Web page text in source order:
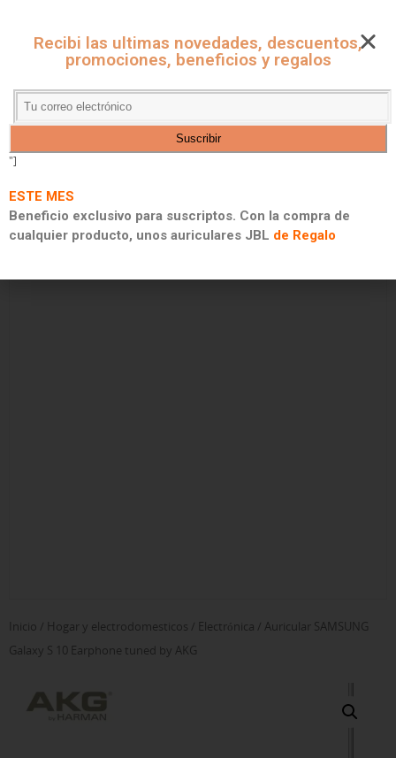
CUPONES DE DESCUENTO, PROMOCIONES Y 2X1
Inicio / Hogar y electrodomesticos / Electrónica / Auricular SAMSUNG
Galaxy S 10 Earphone tuned by AKG
Recibi las ultimas novedades, descuentos,
promociones, beneficios y regalos
"]
ESTE MES
Beneficio exclusivo para suscriptos. Con la compra de
cualquier producto, unos auriculares JBL de Regalo